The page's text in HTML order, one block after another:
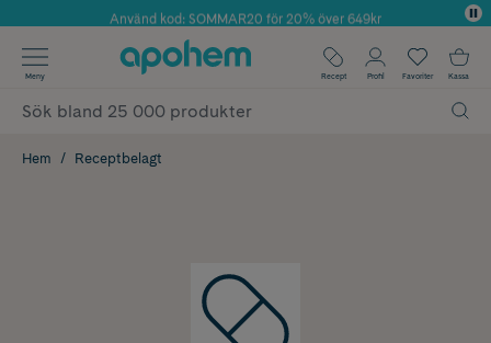
Årets Butik 2025 inom Skönhet
Använd kod: SOMMAR20 för 20% över 649kr
✓ Fri frakt
✓ Poäng på alla köp*
Meny Recept Profil Favoriter Kassa
Hem Receptbelagt